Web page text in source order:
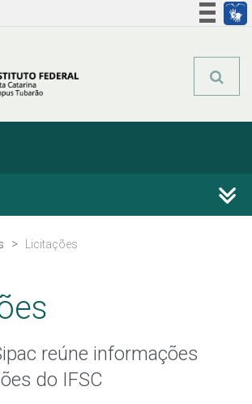
Licitações
reúne informações
do IFSC